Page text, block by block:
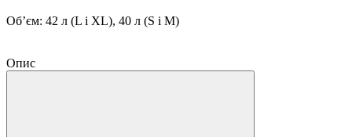
Об’єм: 42 л (L і XL), 40 л (S і M)
Опис